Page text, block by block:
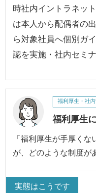
時社内イントラネッ
は本人から配偶者の
ら対象社員へ個別ガ
認を実施・社内セミ
福利厚生
福利厚生・社
「福利厚生が手厚く
が、どのような制度が
実態はこうです